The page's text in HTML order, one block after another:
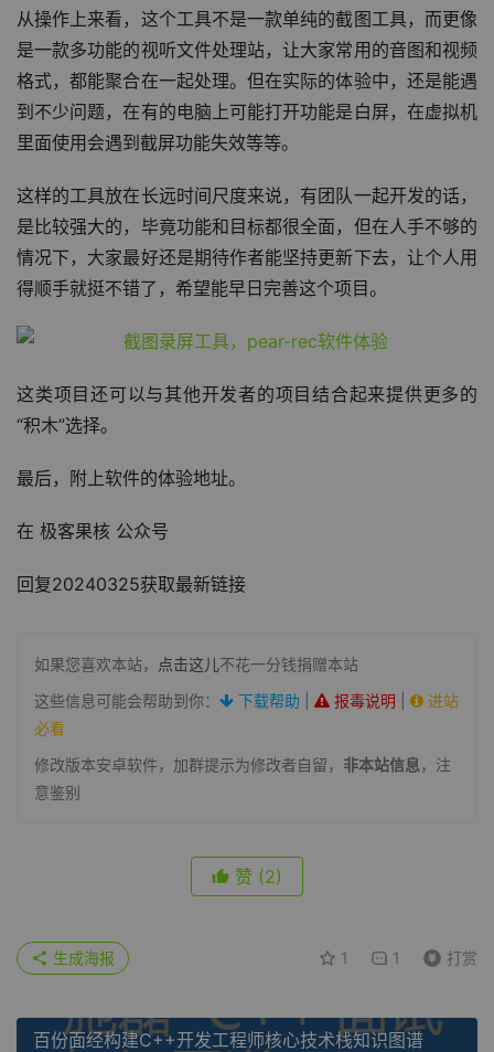
从操作上来看，这个工具不是一款单纯的截图工具，而更像
是一款多功能的视听文件处理站，让大家常用的音图和视频
格式，都能聚合在一起处理。但在实际的体验中，还是能遇
到不少问题，在有的电脑上可能打开功能是白屏，在虚拟机
里面使用会遇到截屏功能失效等等。
这样的工具放在长远时间尺度来说，有团队一起开发的话，
是比较强大的，毕竟功能和目标都很全面，但在人手不够的
情况下，大家最好还是期待作者能坚持更新下去，让个人用
得顺手就挺不错了，希望能早日完善这个项目。
这类项目还可以与其他开发者的项目结合起来提供更多的
“积木”选择。
最后，附上软件的体验地址。
在 极客果核 公众号
回复20240325获取最新链接
如果您喜欢本站， 点击这儿不花一分钱捐赠本站
这些信息可能会帮助到你：
下载帮助 报毒说明
进站
必看
修改版本安卓软件，加群提示为修改者自留， 非本站信息，注
意鉴别
赞 (2)
1 1 打赏
生成海报
百份面经构建C++开发工程师核心技术栈知识图谱